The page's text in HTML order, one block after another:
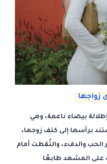
بيضاء ناعمة، وهي
برأسها إلى كتف زوجها،
والدفء، والتُقطت أمام
على المشهد طابعًا